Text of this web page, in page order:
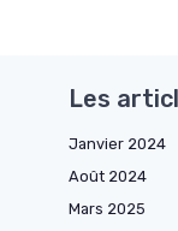
Les
Janvier 2024
Août 2024
Mars 2025